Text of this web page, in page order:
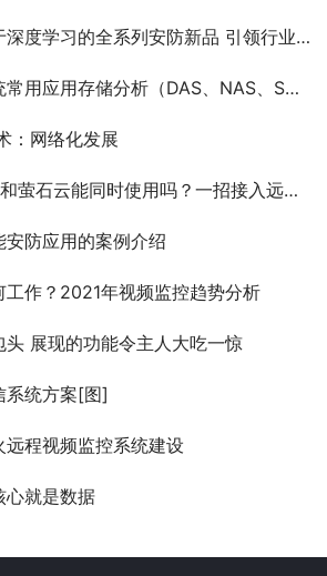
学习的全系列安防新品 引领行业智能变革
储分析（DAS、NAS、SAN和IP-SAN架构及优缺点）
：网络化发展
能同时使用吗？一招接入远程视频监控软件。
防应用的案例介绍
工作？2021年视频监控趋势分析
头 展现的功能令主人大吃一惊
系统方案[图]
程视频监控系统建设
心就是数据